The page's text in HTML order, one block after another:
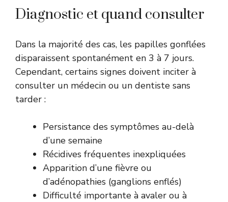
Diagnostic et quand consulter
Dans la majorité des cas, les papilles gonflées
disparaissent spontanément en 3 à 7 jours.
Cependant, certains signes doivent inciter à
consulter un médecin ou un dentiste sans
tarder :
Persistance des symptômes au-delà
d’une semaine
Récidives fréquentes inexpliquées
Apparition d’une fièvre ou
d’adénopathies (ganglions enflés)
Difficulté importante à avaler ou à